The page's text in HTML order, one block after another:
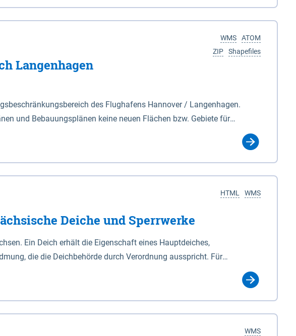
zwischen Schnackenburg im Osten und Hohnstorf (Elbe) im Westen
Lauenburg). Das Biosphärenreservat umfasst Teile der Landkreise
ATOM
WMS
Shapefiles
ZIP
Langenhagen
des Flughafens Hannover / Langenhagen.
und Bebauungsplänen keine neuen Flächen bzw. Gebiete für
WMS
HTML
Deiche und Sperrwerke
Ein Deich erhält die Eigenschaft eines Hauptdeiches,
die die Deichbehörde durch Verordnung ausspricht. Für
Deichgesetzes (NDG). Die Widmung "2.Deichlinie" ist
vor Sturmfluten, zu dienen bestimmt sind (§2 Abs.3 NDG). Ein Bauwerk
durch Widmung, die die Deichbehörde durch Verordnung
WMS